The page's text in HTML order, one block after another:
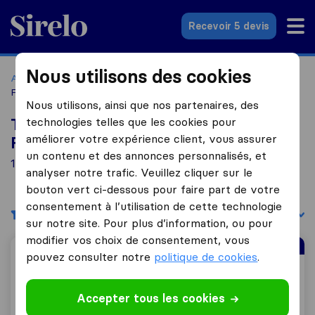
Sirelo.fr
Recevoir 5 devis
Accueil Déménageurs France
Déménageurs Roissy-en-
France
Top 10 déménageurs à Roissy-en-
France
10 déménageurs trouvés à Roissy-en-France
Filtres Trier par :
Déménageur le Mieux Noté
Nous utilisons des cookies
Nous utilisons, ainsi que nos partenaires, des
technologies telles que les cookies pour
améliorer votre expérience client, vous assurer
un contenu et des annonces personnalisés, et
analyser notre trafic. Veuillez cliquer sur le
bouton vert ci-dessous pour faire part de votre
consentement à l’utilisation de cette technologie
sur notre site. Pour plus d’information, ou pour
modifier vos choix de consentement, vous
pouvez consulter notre politique de cookies.
Accepter tous les cookies